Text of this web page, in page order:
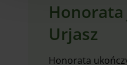
Honorata
Urjasz
Honorata